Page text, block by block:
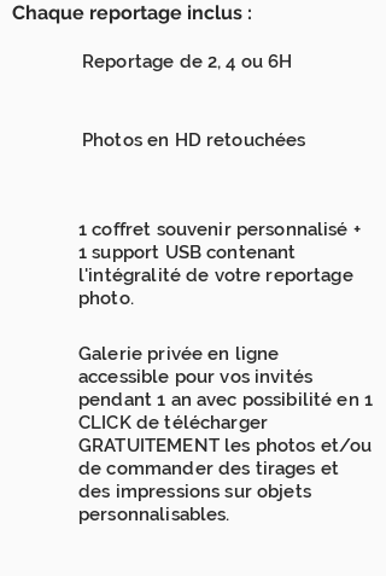
Chaque reportage inclus :
Reportage de 2, 4 ou 6H
Photos en HD retouchées
1 coffret souvenir personnalisé +
1 support USB contenant
l'intégralité de votre reportage
photo.
Galerie privée en ligne
accessible pour vos invités
pendant 1 an avec possibilité en 1
CLICK de télécharger
GRATUITEMENT les photos et/ou
de commander des tirages et
des impressions sur objets
personnalisables.